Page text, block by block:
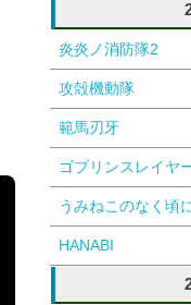
炎炎ノ消防隊2
攻殻機動隊
範馬刃牙
ゴブリンスレイヤ
うみねこのなく頃
HANABI